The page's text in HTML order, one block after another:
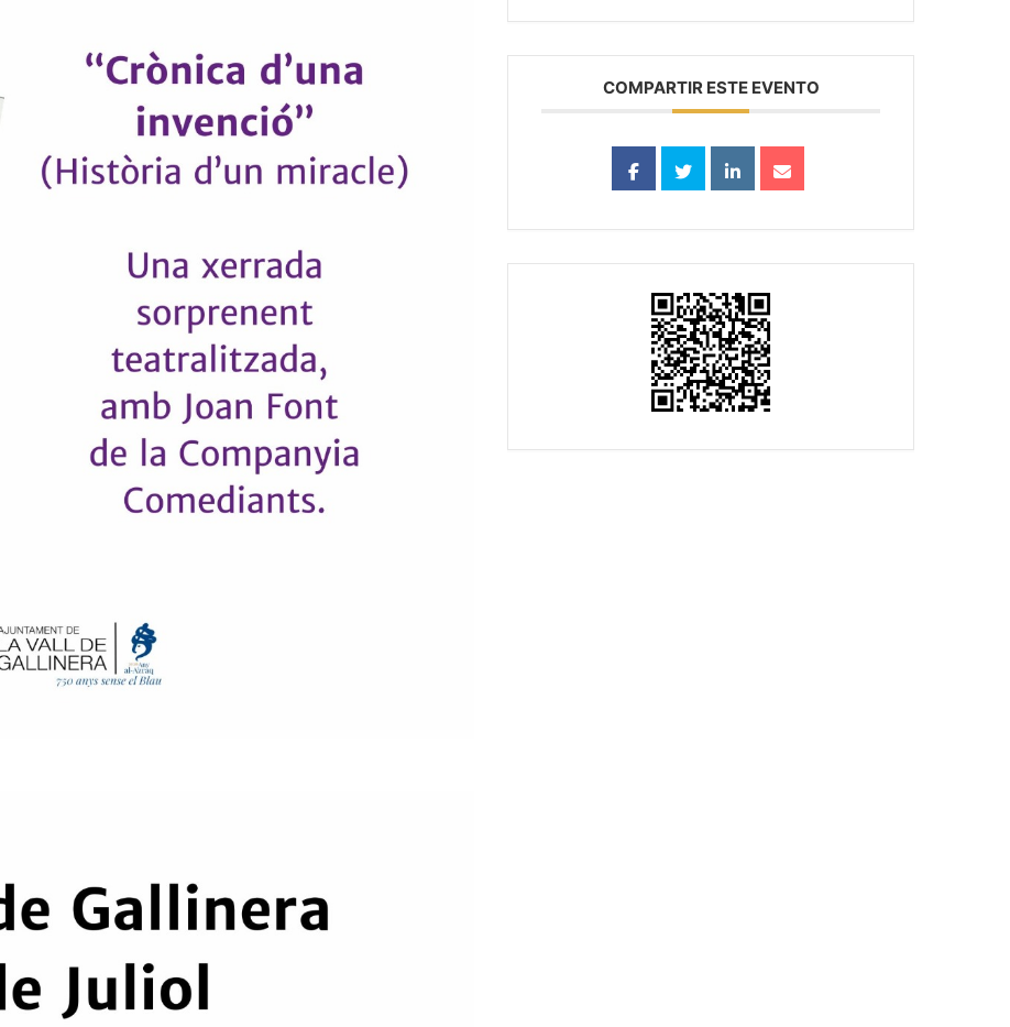
COMPARTIR ESTE EVENTO